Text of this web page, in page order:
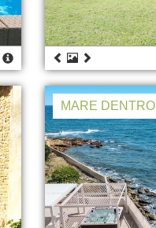
MARE DENTRO